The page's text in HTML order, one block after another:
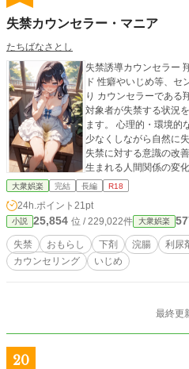
失禁カウンセラー・マニア
たちばなさとし
失禁誘導カウンセラー
ド 性癖やいじめ等、セ
り カウンセラーである翔太は相談者の希望に基づき、特定の
対象者が失禁する状況
ます。 心理的・環境的な誘導技術を活用し、対象者の抵抗を
少なくしながら自然に
失禁に対する意識の改善を実施しま
生まれる人間関係の変
します。 ※「ミ
大衆娯楽 完結 長編 R18
24h.ポイント 21pt
小説 25,854 位 / 229,022件 大衆娯楽
失禁 おもらし 下剤 浣腸 利尿
カウンセリング
いじめ
最終更
20